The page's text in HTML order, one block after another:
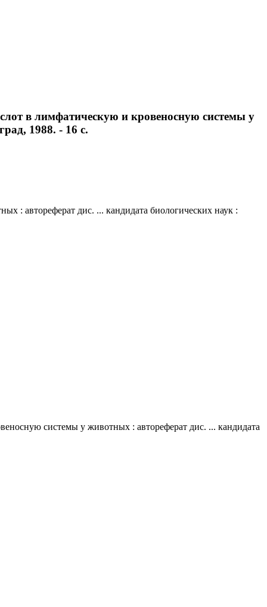
в лимфатическую и кровеносную системы у
1988. - 16 с.
: автореферат дис. ... кандидата биологических наук :
системы у животных : автореферат дис. ... кандидата